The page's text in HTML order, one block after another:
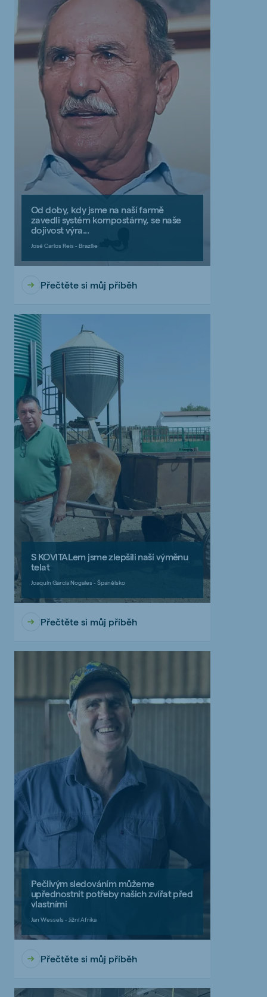
Od doby, kdy jsme na naší farmě
zavedli systém kompostárny, se naše
dojivost výra...
José Carlos Reis - Brazílie
Přečtěte si můj příběh
S KOVITALem jsme zlepšili naši výměnu
telat
Joaquín García Nogales - Španělsko
Přečtěte si můj příběh
Pečlivým sledováním můžeme
upřednostnit potřeby našich zvířat před
vlastními
Jan Wessels - Jižní Afrika
Přečtěte si můj příběh